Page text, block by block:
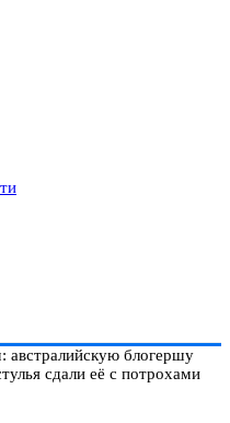
австралийскую блогершу
сдали её с потрохами